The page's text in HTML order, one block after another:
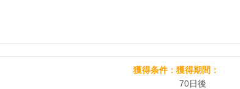
獲得条件
獲得期間
70日後